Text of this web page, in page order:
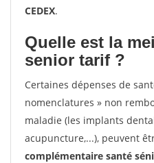
CEDEX.
Quelle est la
senior tarif ?
Certaines dépenses de
nomenclatures » non
maladie (les implants
acupuncture,...), peuvent
complémentaire santé